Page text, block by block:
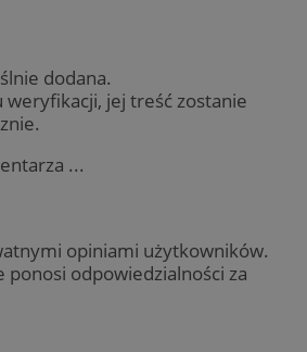
dodana.
jej treść zostanie
...
opiniami użytkowników.
ponosi odpowiedzialności za